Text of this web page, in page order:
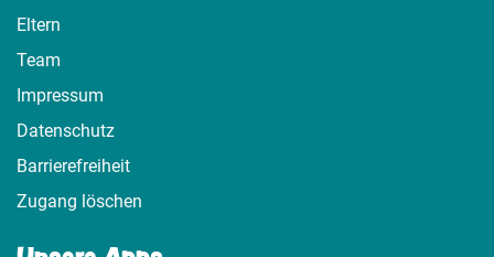
Eltern
Team
Impressum
Datenschutz
Barrierefreiheit
Zugang löschen